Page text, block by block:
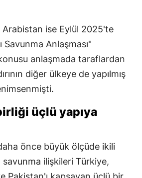
Arabistan ise Eylül 2025'te
Savunma Anlaşması"
anlaşmada taraflardan
diğer ülkeye de yapılmış
üçlü yapıya
önce büyük ölçüde ikili
ilişkileri Türkiye,